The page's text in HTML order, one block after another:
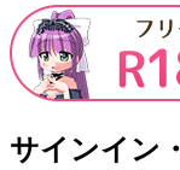
サインイン